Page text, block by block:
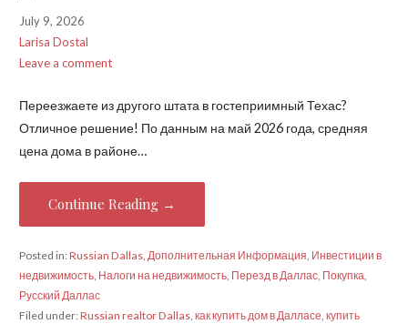
July 9, 2026
Larisa Dostal
Leave a comment
Переезжаете из другого штата в гостеприимный Техас?
Отличное решение! По данным на май 2026 года, средняя
цена дома в районе…
Continue Reading →
Posted in:Russian Dallas, Дополнительная Информация, Инвестиции в
недвижимость, Налоги на недвижимость, Перезд в Даллас, Покупка,
Русский Даллас
Filed under:Russian realtor Dallas, как купить дом в Далласе, купить